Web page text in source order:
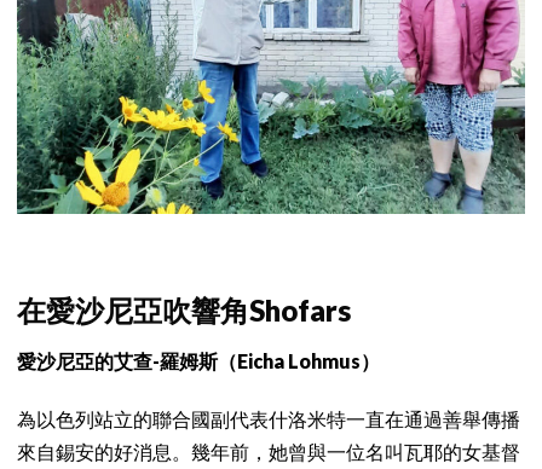
在愛沙尼亞吹響角Shofars
愛沙尼亞的艾查-羅姆斯（Eicha Lohmus）
為以色列站立的聯合國副代表什洛米特一直在通過善舉傳播
來自錫安的好消息。幾年前，她曾與一位名叫瓦耶的女基督